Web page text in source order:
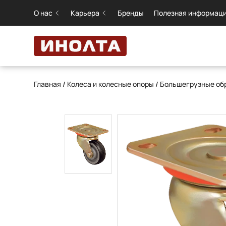
О нас Карьера Бренды Полезная
Главная / Колеса и колесные опоры / Большегрузные